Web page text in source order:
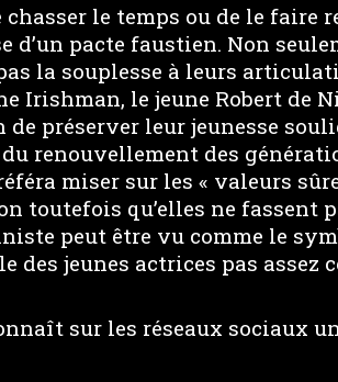
chasser le temps ou de le faire
d’un pacte faustien. Non
la souplesse à leurs
Irishman, le jeune Robert de
de préserver leur jeunesse
renouvellement des
miser sur les « valeurs
toutefois qu’elles ne fassent
peut être vu comme le
des jeunes actrices pas assez
sur les réseaux sociaux